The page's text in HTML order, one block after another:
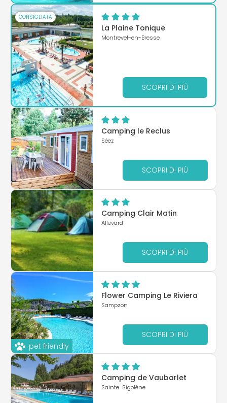
CONSIGLIATA
La Plaine Tonique
Montrevel-en-Bresse
SCOPRI DI PIÙ
Camping le Reclus
Séez
SCOPRI DI PIÙ
Camping Clair Matin
Allevard
SCOPRI DI PIÙ
pet friendly
Flower Camping Le Riviera
Sampzon
SCOPRI DI PIÙ
Camping de Vaubarlet
Sainte-Sigolène